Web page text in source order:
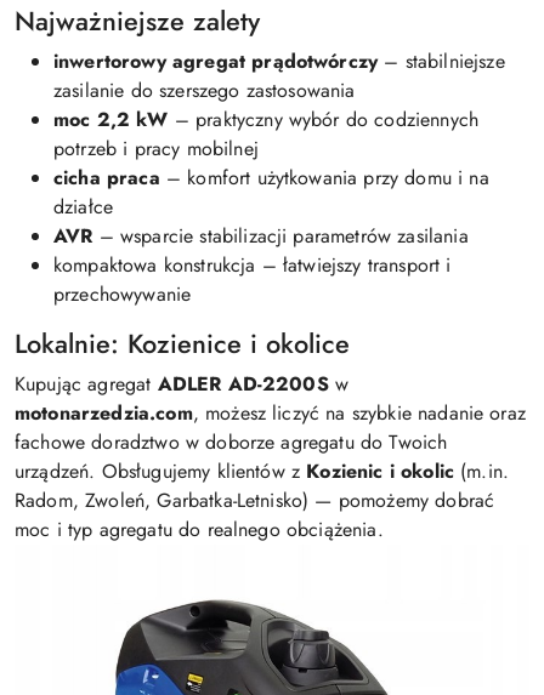
Najważniejsze zalety
inwertorowy agregat prądotwórczy– stabilniejsze
zasilanie do szerszego zastosowania
moc 2,2 kW – praktyczny wybór do codziennych
potrzeb i pracy mobilnej
cicha praca – komfort użytkowania przy domu i na
działce
AVR – wsparcie stabilizacji parametrów zasilania
kompaktowa konstrukcja – łatwiejszy transport i
przechowywanie
Lokalnie: Kozienice i okolice
Kupując agregat ADLER AD-2200Sw
motonarzedzia.com, możesz liczyć na szybkie nadanie oraz
fachowe doradztwo w doborze agregatu do Twoich
urządzeń. Obsługujemy klientów z Kozienic i okolic (m.in.
Radom, Zwoleń, Garbatka-Letnisko) — pomożemy dobrać
moc i typ agregatu do realnego obciążenia.